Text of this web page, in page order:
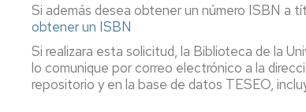
música,
Normas
técnicas
Si además desea obtener un número ISBN a
obtener un ISBN
Si realizara esta solicitud, la Biblioteca de la
lo comunique por correo electrónico a la
repositorio y en la base de datos TESEO,